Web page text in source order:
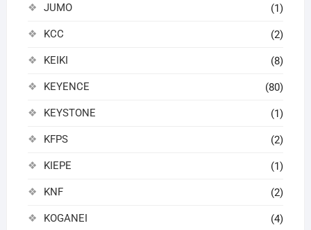
JUMO (1)
KCC (2)
KEIKI (8)
KEYENCE (80)
KEYSTONE (1)
KFPS (2)
KIEPE (1)
KNF (2)
KOGANEI (4)